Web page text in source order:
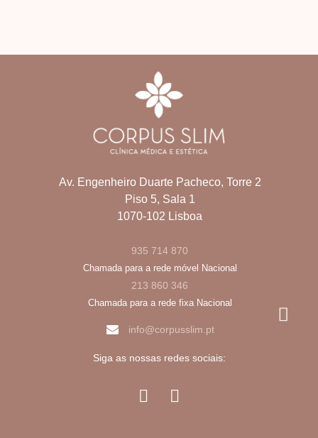
Av. Engenheiro Duarte Pacheco, Torre 2
Piso 5, Sala 1
1070-102 Lisboa
935 714 870
Chamada para a rede móvel Nacional
213 860 346
Chamada para a rede fixa Nacional
info@corpusslim.pt
Siga as nossas redes sociais: